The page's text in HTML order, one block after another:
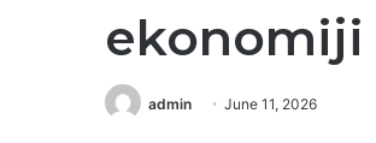
admin June 11, 2026